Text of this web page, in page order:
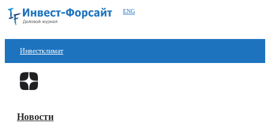
ENG
Инвестклимат
Финансы
Блокчейн
Новости